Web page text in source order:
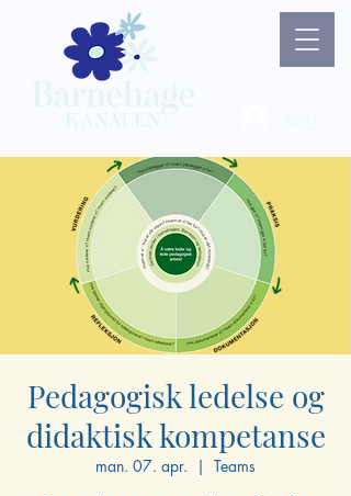
Pedagogisk ledelse og
didaktisk kompetanse
man. 07. apr.
  |
Teams